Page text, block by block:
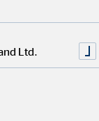
abgeholfen
Beschwerde
der
auf
Ltd.